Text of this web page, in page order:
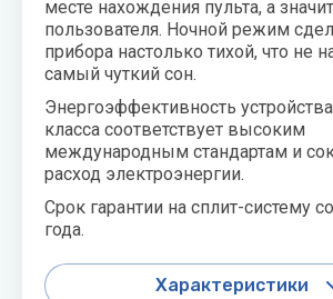
месте нахождения пульта, а
пользователя. Ночной режим
прибора настолько тихой, что не
самый чуткий сон.
Энергоэффективность
класса соответствует высоким
международным стандартам и
расход электроэнергии.
Срок гарантии на сплит-систему
года.
Характеристики